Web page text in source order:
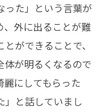
った」という言葉が
、外に出ることが難
ができることで、
体が明るくなるので
にしてもらった
」と話していまし